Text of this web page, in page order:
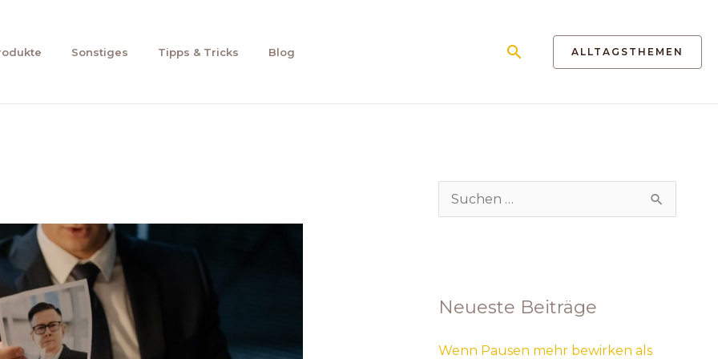
Sonstiges Tipps & Tricks Blog SuchenALLTAGSTHEMEN
e
Neueste Beiträge
Wenn Pausen mehr bewirken als